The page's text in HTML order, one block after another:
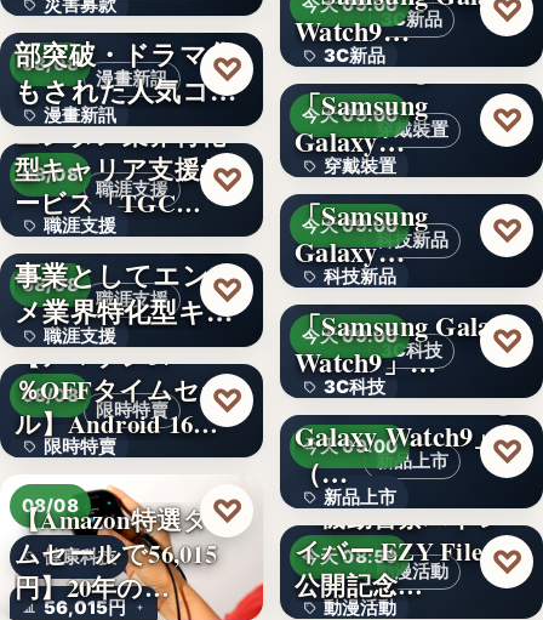
災害募款
文字
た
漫畫新訊
08/08
漫畫新訊
文字
シリーズ累計40万
部突破・ドラマ化
もされた人気コミ
ック！…
♡
職涯支援
08/08
職涯支援
330,000
エンタメ業界特化
型キャリア支援サ
ービス「TGC…
♡
職涯支援
08/08
職涯支援
文字
W TOKYO、新規
事業としてエンタ
メ業界特化型キャ
リア…
♡
限時特賣
08/08
限時特賣
15,800円
【アマゾン37
％OFFタイムセー
ル】Android 16…
♡
08/08
健康科技
56,015円
【Amazon特選タイ
ムセールで56,015
円】20年の…
♡
3C新品
今天 09:00
3C新品
文字
Watch9…
♡
穿戴裝置
今天 09:00
穿戴裝置
文字
＜Samsung＞
「Samsung
Galaxy…
♡
科技新品
今天 09:00
科技新品
文字
＜ソフトバンク＞
「Samsung
Galaxy…
♡
3C科技
今天 09:00
3C科技
文字
＜ドコモ＞
「Samsung Galaxy
Watch9」…
♡
新品上市
今天 09:00
新品上市
文字
＜au＞「Samsung
Galaxy Watch9」
（…
♡
動漫活動
今天 08:59
動漫活動
『機動警察パトレ
イバー EZY File 2』
公開記念…
♡